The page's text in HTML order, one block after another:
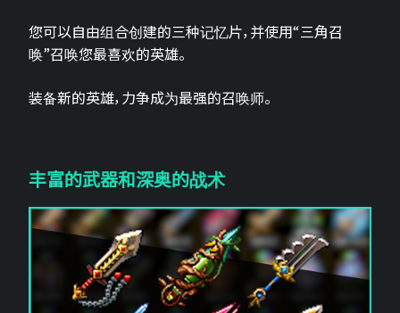
您可以自由组合创建的三种记忆片，并使用“三角召
唤”召唤您最喜欢的英雄。
装备新的英雄，力争成为最强的召唤师。
丰富的武器和深奥的战术